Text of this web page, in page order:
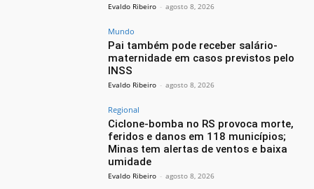
Evaldo Ribeiro - agosto 8, 2026
Mundo
Pai também pode receber salário-
maternidade em casos previstos pelo
INSS
Evaldo Ribeiro - agosto 8, 2026
Regional
Ciclone-bomba no RS provoca morte,
feridos e danos em 118 municípios;
Minas tem alertas de ventos e baixa
umidade
Evaldo Ribeiro - agosto 8, 2026